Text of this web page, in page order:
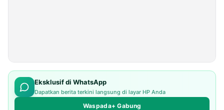
Eksklusif di WhatsApp
Dapatkan berita terkini langsung di layar HP Anda
Waspada+ Gabung